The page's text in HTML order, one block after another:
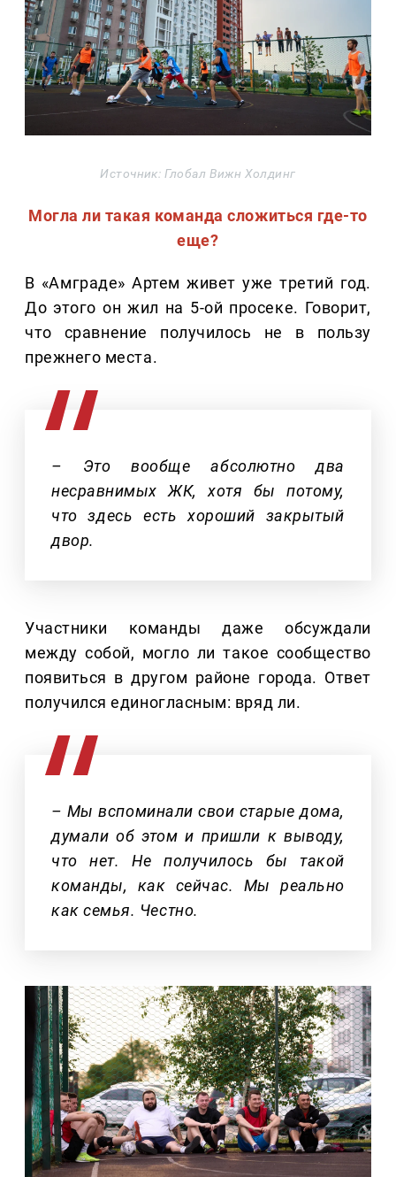
Источник: Глобал Вижн Холдинг
Могла ли такая команда сложиться где-то
еще?
В «Амграде» Артем живет уже третий год.
До этого он жил на 5-ой просеке. Говорит,
что сравнение получилось не в пользу
прежнего места.
– Это вообще абсолютно два
несравнимых ЖК, хотя бы потому,
что здесь есть хороший закрытый
двор.
Участники команды даже обсуждали
между собой, могло ли такое сообщество
появиться в другом районе города. Ответ
получился единогласным: вряд ли.
– Мы вспоминали свои старые дома,
думали об этом и пришли к выводу,
что нет. Не получилось бы такой
команды, как сейчас. Мы реально
как семья. Честно.